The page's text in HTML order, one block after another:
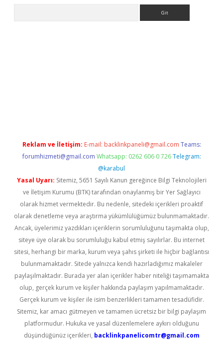
Reklam ve İletişim: E-mail: backlinkpaneli@gmail.com Teams:
forumhizmeti@gmail.com Whatsapp: 0262 606 0 726 Telegram:
@karabul
Yasal Uyarı: Sitemiz, 5651 Sayılı Kanun gereğince Bilgi Teknolojileri
ve İletişim Kurumu (BTK) tarafından onaylanmış bir Yer Sağlayıcı
olarak hizmet vermektedir. Bu nedenle, sitedeki içerikleri proaktif
olarak denetleme veya araştırma yükümlülüğümüz bulunmamaktadır.
Ancak, üyelerimiz yazdıkları içeriklerin sorumluluğunu taşımakta olup,
siteye üye olarak bu sorumluluğu kabul etmiş sayılırlar. Bu internet
sitesi, herhangi bir marka, kurum veya şahıs şirketi ile hiçbir bağlantısı
bulunmamaktadır. Sitede yalnızca kendi hazırladığımız makaleler
paylaşılmaktadır. Burada yer alan içerikler haber niteliği taşımamakta
olup, gerçek kurum ve kişiler hakkında paylaşım yapılmamaktadır.
Gerçek kurum ve kişiler ile isim benzerlikleri tamamen tesadüfidir.
Sitemiz, kar amacı gütmeyen ve tamamen ücretsiz bir bilgi paylaşım
platformudur. Hukuka ve yasal düzenlemelere aykırı olduğunu
düşündüğünüz içerikleri, backlinkpanelicomtr@gmail.com